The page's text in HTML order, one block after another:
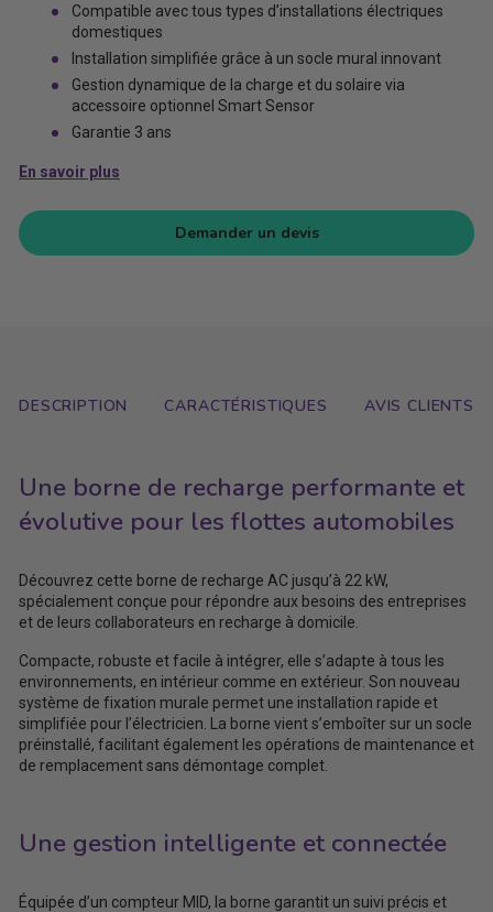
Compatible avec tous types d’installations électriques
domestiques
Installation simplifiée grâce à un socle mural innovant
Gestion dynamique de la charge et du solaire via
accessoire optionnel Smart Sensor
Garantie 3 ans
En savoir plus
Demander un devis
DESCRIPTION CARACTÉRISTIQUES AVIS CLIENTS
Une borne de recharge performante et
évolutive pour les flottes automobiles
Découvrez cette borne de recharge AC jusqu’à 22 kW,
spécialement conçue pour répondre aux besoins des entreprises
et de leurs collaborateurs en recharge à domicile.
Compacte, robuste et facile à intégrer, elle s’adapte à tous les
environnements, en intérieur comme en extérieur. Son nouveau
système de fixation murale permet une installation rapide et
simplifiée pour l’électricien. La borne vient s’emboîter sur un socle
préinstallé, facilitant également les opérations de maintenance et
de remplacement sans démontage complet.
Une gestion intelligente et connectée
Équipée d’un compteur MID, la borne garantit un suivi précis et